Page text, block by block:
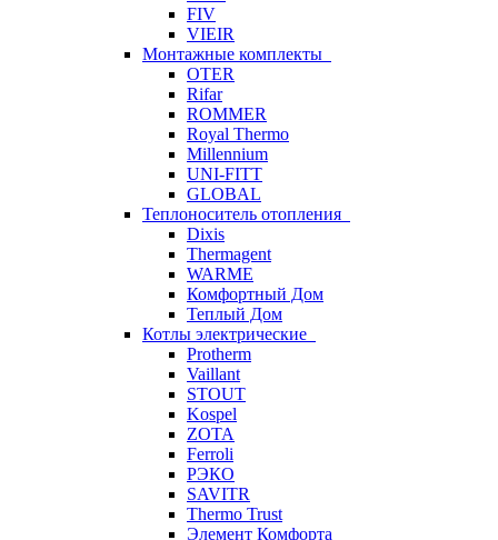
FIV
VIEIR
Монтажные комплекты
OTER
Rifar
ROMMER
Royal Thermo
Millennium
UNI-FITT
GLOBAL
Теплоноситель отопления
Dixis
Thermagent
WARME
Комфортный Дом
Теплый Дом
Котлы электрические
Protherm
Vaillant
STOUT
Kospel
ZOTA
Ferroli
РЭКО
SAVITR
Thermo Trust
Элемент Комфорта